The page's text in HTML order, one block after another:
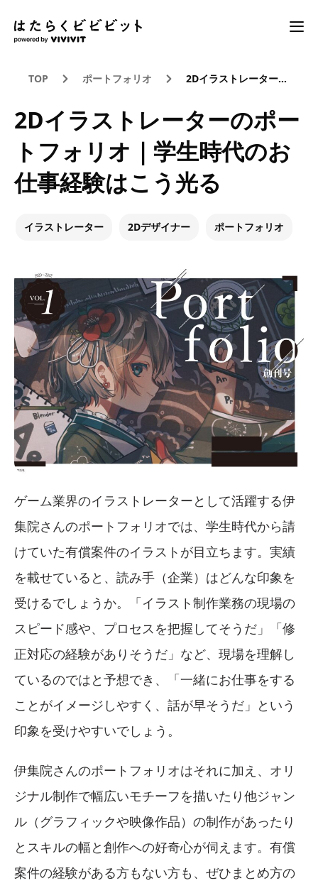
TOP ポートフォリオ 2Dイラストレーターのポートフォリオ｜学生時代のお仕事経験はこう光る
2Dイラストレーターのポー
トフォリオ｜学生時代のお
仕事経験はこう光る
イラストレーター 2Dデザイナー ポートフォリオ
ゲーム業界のイラストレーターとして活躍する伊
集院さんのポートフォリオでは、学生時代から請
けていた有償案件のイラストが目立ちます。実績
を載せていると、読み手（企業）はどんな印象を
受けるでしょうか。「イラスト制作業務の現場の
スピード感や、プロセスを把握してそうだ」「修
正対応の経験がありそうだ」など、現場を理解し
ているのではと予想でき、「一緒にお仕事をする
ことがイメージしやすく、話が早そうだ」という
印象を受けやすいでしょう。
伊集院さんのポートフォリオはそれに加え、オリ
ジナル制作で幅広いモチーフを描いたり他ジャン
ル（グラフィックや映像作品）の制作があったり
とスキルの幅と創作への好奇心が伺えます。有償
案件の経験がある方もない方も、ぜひまとめ方の